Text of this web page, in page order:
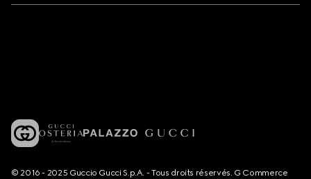
© 2016 - 2025 Guccio Gucci S.p.A. - Tous droits réservés. G Commerce